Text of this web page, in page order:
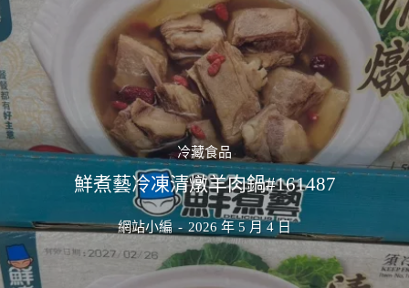
冷藏食品
鮮煮藝冷凍清燉羊肉鍋#161487
網站小編 - 2026 年 5 月 4 日